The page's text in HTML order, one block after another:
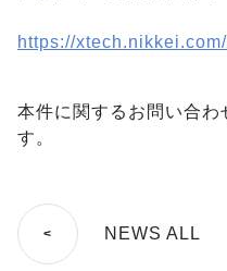
https://
本件に関するお問い合わ
す。
< NEWS ALL